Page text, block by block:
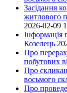
Засідання
житлового
2026-02-09
Інформація
Козелець
Про
побутових
Про
восьмого
Про